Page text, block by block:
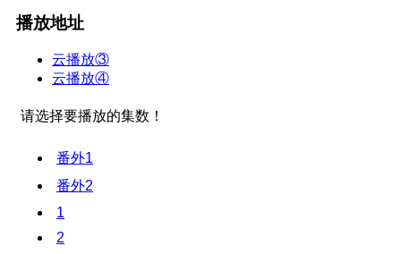
播放地址
云播放③
云播放④
请选择要播放的集数！
番外1
番外2
1
2